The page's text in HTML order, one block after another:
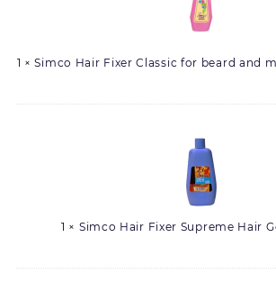
Fixer
Classic
beard
moustache
ml)
1 ×Simco Hair Fixer Classic for beard and
Simco
Hair
Fixer
Supreme
Gel,
ml)
1 × Simco Hair Fixer Supreme Hair